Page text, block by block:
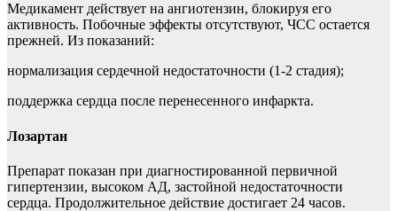
Медикамент действует на ангиотензин, блокируя его
активность. Побочные эффекты отсутствуют, ЧСС остается
прежней. Из показаний:
нормализация сердечной недостаточности (1-2 стадия);
поддержка сердца после перенесенного инфаркта.
Лозартан
Препарат показан при диагностированной первичной
гипертензии, высоком АД, застойной недостаточности
сердца. Продолжительное действие достигает 24 часов.